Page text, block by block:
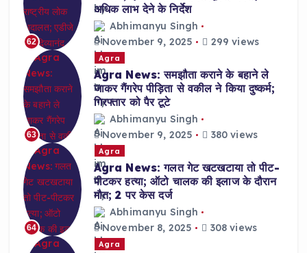
62
अधिक लाभ देने के निर्देश
Abhimanyu Singh
November 9, 2025
299 views
63
Agra
Agra News: समझौता कराने के बहाने ले
जाकर गैंगरेप पीड़िता से वकील ने किया दुष्कर्म;
गिरफ्तार को पैर टूटे
Abhimanyu Singh
November 9, 2025
380 views
64
Agra
Agra News: गलत गेट खटखटाया तो पीट-
पीटकर हत्या; ऑटो चालक की इलाज के दौरान
मौत; 2 पर केस दर्ज
Abhimanyu Singh
November 8, 2025
308 views
Agra